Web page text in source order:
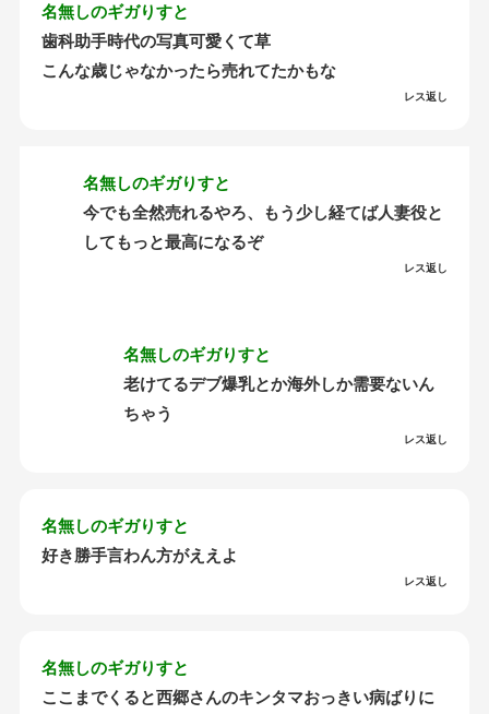
名無しのギガりすと
歯科助手時代の写真可愛くて草
こんな歳じゃなかったら売れてたかもな
レス返し
名無しのギガりすと
今でも全然売れるやろ、もう少し経てば人妻役と
してもっと最高になるぞ
レス返し
名無しのギガりすと
老けてるデブ爆乳とか海外しか需要ないん
ちゃう
レス返し
名無しのギガりすと
好き勝手言わん方がええよ
レス返し
名無しのギガりすと
ここまでくると西郷さんのキンタマおっきい病ばりに